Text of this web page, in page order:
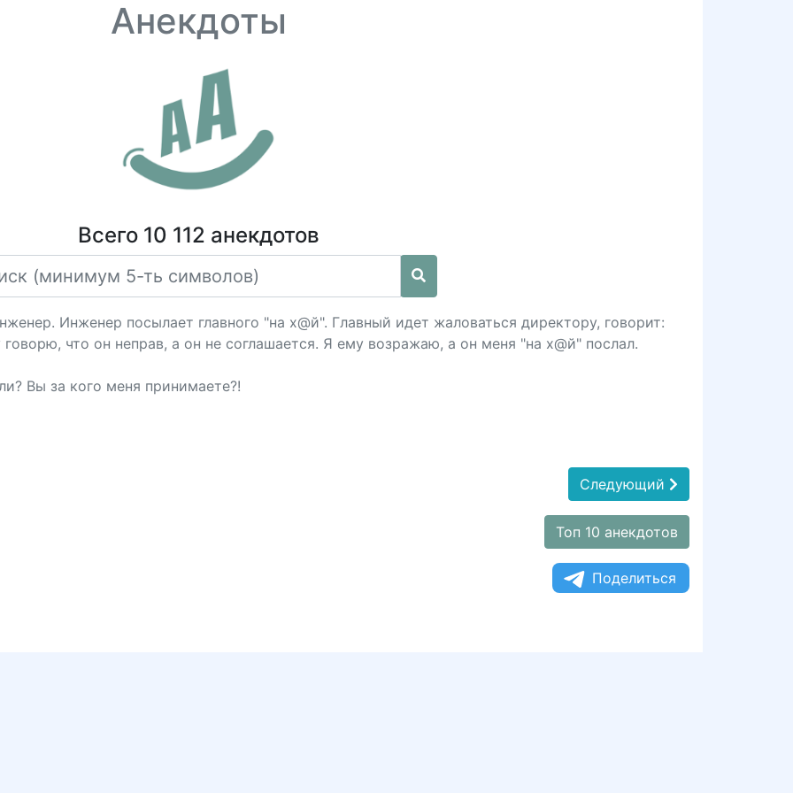
Анекдоты
Всего 10 112 анекдотов
Инженер посылает главного "на х@й". Главный идет жаловаться директору, говорит:
что он неправ, а он не соглашается. Я ему возражаю, а он меня "на х@й" послал.
Вы за кого меня принимаете?!
Следующий
Топ 10 анекдотов
Поделиться